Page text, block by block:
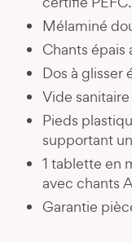
Mélaminé
Chants épais
Dos à glisser
Vide
Pieds
supportant
1 tablette en
avec chants
Garantie